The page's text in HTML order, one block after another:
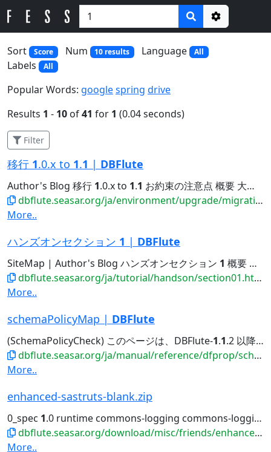
Options
Sort
Score Num 10 results Language All
Labels All
Popular Words: googlespring drive
Results 1 - 10 of41 for 1 (0.04 seconds)
Filter
移行 1.0.x to 1.1 | DBFlute
Author's Blog 移行 1.0.x to 1.1 お約束の注意点 概要 大前提 DBFlute-
dbflute.seasar.org/ja/environment/upgrade/migration/migrate10xto11x.html
More..
ハンズオンセクション 1 | DBFlute
SiteMap | Author's Blog ハンズオンセクション 1 概要 まず読みましょう DBFluteのこと jfluteによるレビューのこと...Java6,7の方は、別ページにて Java6,7のセクション
dbflute.seasar.org/ja/tutorial/handson/section01.html
More..
schemaPolicyMap | DBFlute
(SchemaPolicyCheck) このページは、DBFlute-1.1.2 以降を前提としています。 (
dbflute.seasar.org/ja/manual/reference/dfprop/schemapolicy/index.html
More..
enhanced-sastruts-blank.zip
0_spec 1.0 runtime commons-logging commons-logging
dbflute.seasar.org/download/misc/friends/enhanced-sastruts-blank.zip
More..